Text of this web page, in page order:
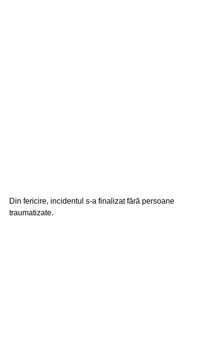
Din fericire, incidentul s-a finalizat fără persoane
traumatizate.